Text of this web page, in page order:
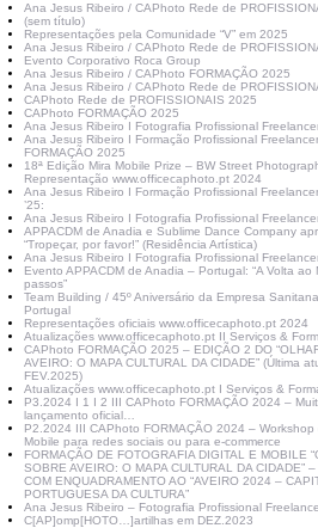
Ana Jesus Ribeiro / CAPhoto Rede de
(sem título)
Representações pela Comunidade “V” em 2025
Ana Jesus Ribeiro / CAPhoto Rede de
Evento Corporativo Roca Group
Ana Jesus Ribeiro / CAPhoto FORMAÇÃO 2025
Ana Jesus Ribeiro / CAPhoto Rede de
CAPhoto Rede de PROFISSIONAIS 2025
CAPhoto FORMAÇÃO 2025
Ana Jesus Ribeiro I Fotografia Profissional
Ana Jesus Ribeiro I Formação Profissional
FORMAÇÃO 2025
18ª Edição Mira Mobile Prize – BW Street
Representação www.officecaphoto.pt 2024
Ana Jesus Ribeiro I Formação Profissional
’25:
Ana Jesus Ribeiro I Fotografia Profissional
APPACDM de Anadia e Sublime Dance Company
“Tropeçar, por favor!” (Residência Artística)
Ana Jesus Ribeiro I Fotografia Profissional
Evento APPACDM de Anadia – Portugal: “A Volta ao
passos”
Team Building / 45º Aniversário da Empresa
Portugal
Representações oficiais www.officecaphoto.pt 2024
Atualizações www.officecaphoto.pt II Serviços &
CAPhoto FORMAÇÃO 2025 – EDIÇÃO 2 DO
AVEIRO: O MAPA CULTURAL DA CIDADE” (Última
FEV.2025)
Atualizações www.officecaphoto.pt I Serviços &
P3.2024 I 1 I 2 III CAPhoto FORMAÇÃO 2024 –
lançamento oficial…
P2.2024 III CAPhoto FORMAÇÃO 2024 – Workshop
Mobile para redes sociais ou para e-commerce
FORMAÇÃO DE FOTOGRAFIA DIGITAL E MOBILE
SOBRE AVEIRO: O MAPA CULTURAL DA CIDADE”
COM ENQUADRAMENTO AO “AVEIRO 2024 –
PORTUGUESA DA CULTURA”
Ana Jesus Ribeiro – Fotografia Profissional
C[AP]omp[HOTO…]artilhas em DEZ.2023